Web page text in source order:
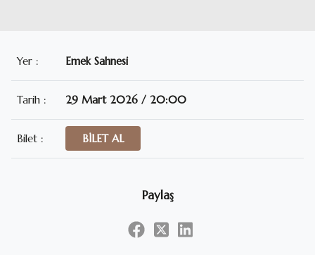
Yer : Emek Sahnesi
Tarih : 29 Mart 2026 / 20:00
Bilet : BİLET AL
Paylaş